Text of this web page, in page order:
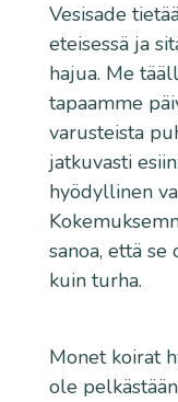
Vesisade
eteisessä ja
hajua. Me
tapaamme
varusteista
jatkuvasti
hyödyllinen
sanoa, että
kuin turha.
Monet koirat
ole